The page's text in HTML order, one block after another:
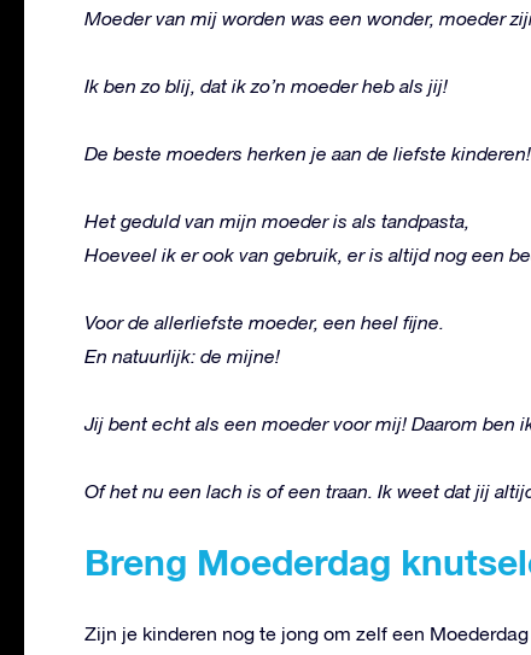
Moeder van mij worden was een wonder, moeder
Ik ben zo blij, dat ik zo’n moeder heb als jij!
De beste moeders herken je aan de liefste kinderen!
Het geduld van mijn moeder is als tandpasta,
Hoeveel ik er ook van gebruik, er is altijd nog een
Voor de allerliefste moeder, een heel fijne.
En natuurlijk: de mijne!
Jij bent echt als een moeder voor mij! Daarom ben
Of het nu een lach is of een traan. Ik weet dat jij
Breng Moederdag
Zijn je kinderen nog te jong om zelf een